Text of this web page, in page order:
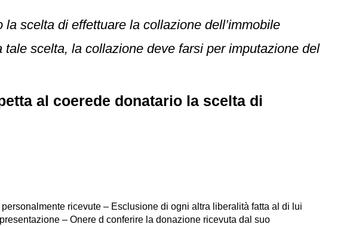
scelta di effettuare la collazione dell’immobile
scelta, la collazione deve farsi per imputazione del
al coerede donatario la scelta di
ricevute – Esclusione di ogni altra liberalità fatta al di lui
– Onere d conferire la donazione ricevuta dal suo